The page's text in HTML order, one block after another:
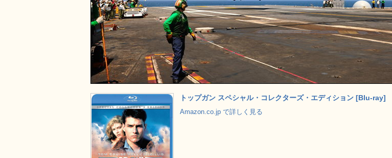
トップガン スペシャル・コレクターズ・エディション [Blu-ray]
Amazon.co.jp で詳しく見る